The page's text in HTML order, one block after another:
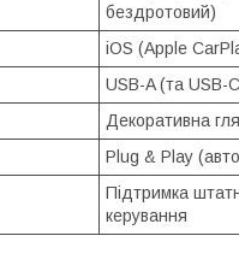
бездротовий)
iOS (Apple
USB-A (та USB-
Декоративна
Plug & Play
Підтримка
керування